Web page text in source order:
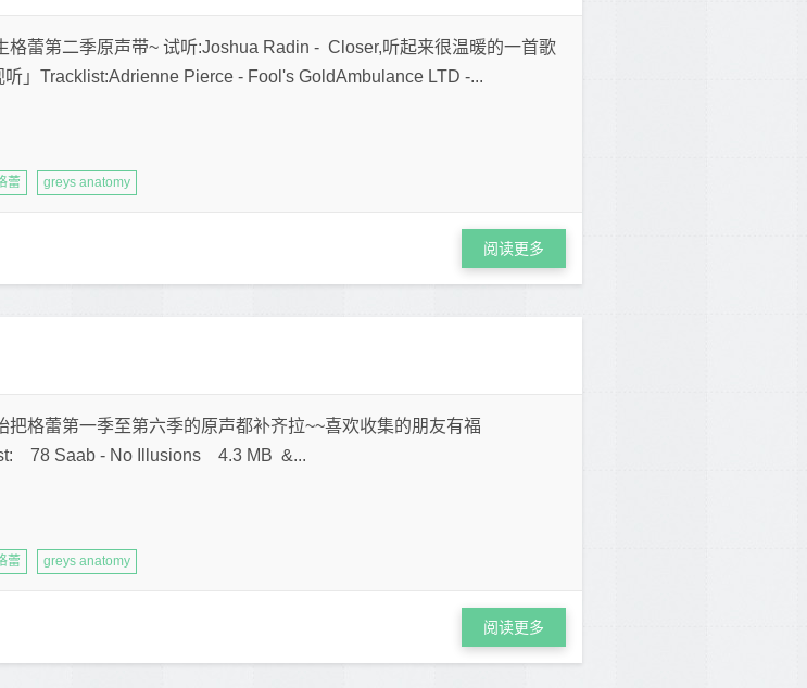
格蕾第二季原声带~ 试听:Joshua Radin - Closer,听起来很温暖的一首歌
听」Tracklist:Adrienne Pierce - Fool's GoldAmbulance LTD -...
蕾 greys anatomy
阅读更多
把格蕾第一季至第六季的原声都补齐拉~~喜欢收集的朋友有福
78 Saab - No Illusions 4.3 MB &...
蕾 greys anatomy
阅读更多